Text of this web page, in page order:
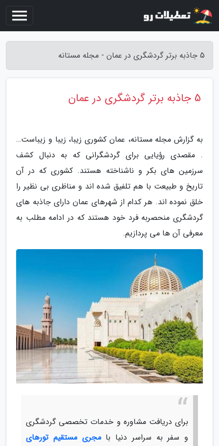
5 جاذبه برتر گردشگری در عمان - مجله مستانه
5 جاذبه برتر گردشگری در عمان
به گزارش مجله مستانه، عمان کشوری زیبا، زیبا و زیباست…
. مقصدی رؤیایی برای گردشگرانی که به دنبال کشف
سرزمین های بکر و ناشناخته هستند. کشوری که در آن
تاریخ و طبیعت با هم تلفیق شده اند و مناظری بی نظیر را
خلق نموده اند. هر کدام از شهرهای عمان دارای جاذبه های
گردشگری منحصربه فرد خود هستند که در ادامه مطلب به
معرفی آن ها می پردازیم.
برای دریافت مشاوره و خدمات تخصصی گردشگری
و سفر به سراسر دنیا بامجری مستقیم تورهای